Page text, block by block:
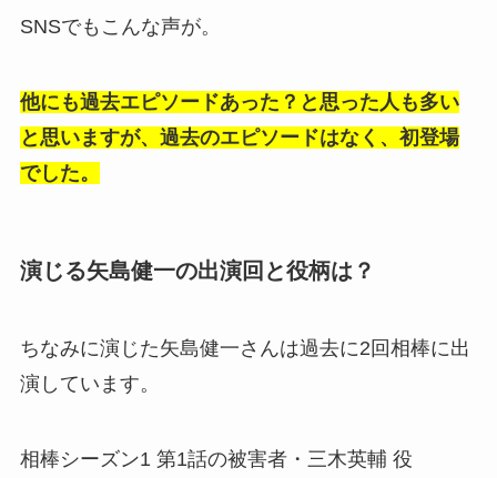
SNSでもこんな声が。
他にも過去エピソードあった？と思った人も多い
と思いますが、過去のエピソードはなく、初登場
でした。
演じる矢島健一の出演回と役柄は？
ちなみに演じた矢島健一さんは過去に2回相棒に出
演しています。
相棒シーズン1 第1話の被害者・三木英輔 役